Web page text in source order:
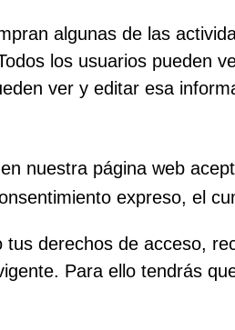
algunas de las
los usuarios pueden
ver y editar esa
nuestra página web
expreso, el
derechos de acceso,
Para ello tendrás